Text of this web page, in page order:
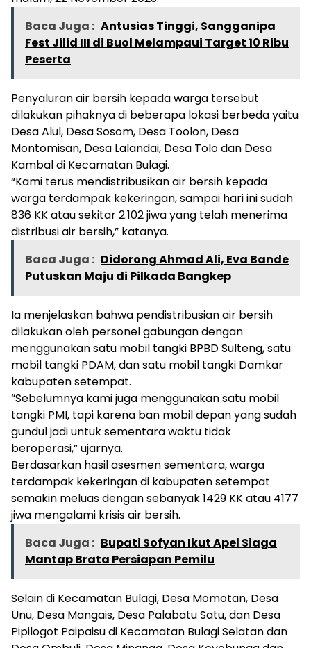
Baca Juga : Antusias Tinggi, Sangganipa
Fest Jilid III di Buol Melampaui Target 10 Ribu
Peserta
Penyaluran air bersih kepada warga tersebut
dilakukan pihaknya di beberapa lokasi berbeda yaitu
Desa Alul, Desa Sosom, Desa Toolon, Desa
Montomisan, Desa Lalandai, Desa Tolo dan Desa
Kambal di Kecamatan Bulagi.
“Kami terus mendistribusikan air bersih kepada
warga terdampak kekeringan, sampai hari ini sudah
836 KK atau sekitar 2.102 jiwa yang telah menerima
distribusi air bersih,” katanya.
Baca Juga : Didorong Ahmad Ali, Eva Bande
Putuskan Maju di Pilkada Bangkep
Ia menjelaskan bahwa pendistribusian air bersih
dilakukan oleh personel gabungan dengan
menggunakan satu mobil tangki BPBD Sulteng, satu
mobil tangki PDAM, dan satu mobil tangki Damkar
kabupaten setempat.
“Sebelumnya kami juga menggunakan satu mobil
tangki PMI, tapi karena ban mobil depan yang sudah
gundul jadi untuk sementara waktu tidak
beroperasi,” ujarnya.
Berdasarkan hasil asesmen sementara, warga
terdampak kekeringan di kabupaten setempat
semakin meluas dengan sebanyak 1429 KK atau 4177
jiwa mengalami krisis air bersih.
Baca Juga : Bupati Sofyan Ikut Apel Siaga
Mantap Brata Persiapan Pemilu
Selain di Kecamatan Bulagi, Desa Momotan, Desa
Unu, Desa Mangais, Desa Palabatu Satu, dan Desa
Pipilogot Paipaisu di Kecamatan Bulagi Selatan dan